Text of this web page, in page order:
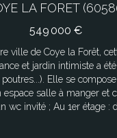
LA FORET
549 000 €
ville de Coye la Forêt,
et jardin intimiste a
Elle se
salle à manger et
2ème très beau salon